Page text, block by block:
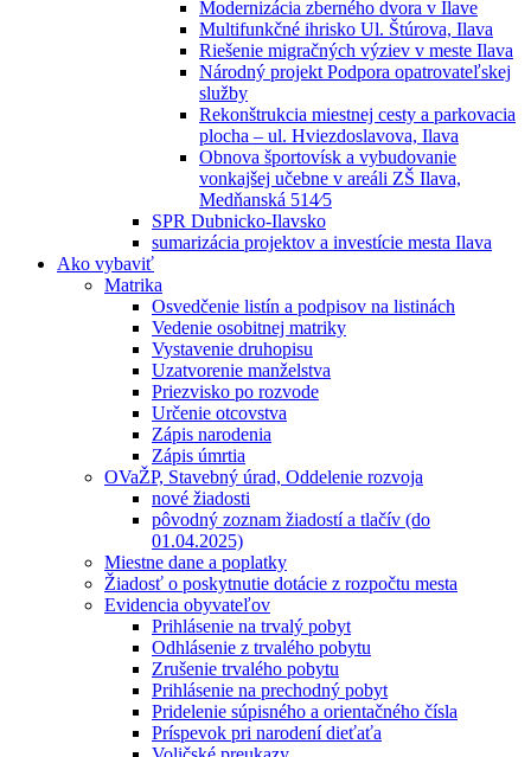
Modernizácia zberného dvora v Ilave
Multifunkčné ihrisko Ul. Štúrova, Ilava
Riešenie migračných výziev v meste Ilava
Národný projekt Podpora opatrovateľskej
služby
Rekonštrukcia miestnej cesty a parkovacia
plocha – ul. Hviezdoslavova, Ilava
Obnova športovísk a vybudovanie
vonkajšej učebne v areáli ZŠ Ilava,
Medňanská 514⁄5
SPR Dubnicko-Ilavsko
sumarizácia projektov a investície mesta Ilava
Ako vybaviť
Matrika
Osvedčenie listín a podpisov na listinách
Vedenie osobitnej matriky
Vystavenie druhopisu
Uzatvorenie manželstva
Priezvisko po rozvode
Určenie otcovstva
Zápis narodenia
Zápis úmrtia
OVaŽP, Stavebný úrad, Oddelenie rozvoja
nové žiadosti
pôvodný zoznam žiadostí a tlačív (do
01.04.2025)
Miestne dane a poplatky
Žiadosť o poskytnutie dotácie z rozpočtu mesta
Evidencia obyvateľov
Prihlásenie na trvalý pobyt
Odhlásenie z trvalého pobytu
Zrušenie trvalého pobytu
Prihlásenie na prechodný pobyt
Pridelenie súpisného a orientačného čísla
Príspevok pri narodení dieťaťa